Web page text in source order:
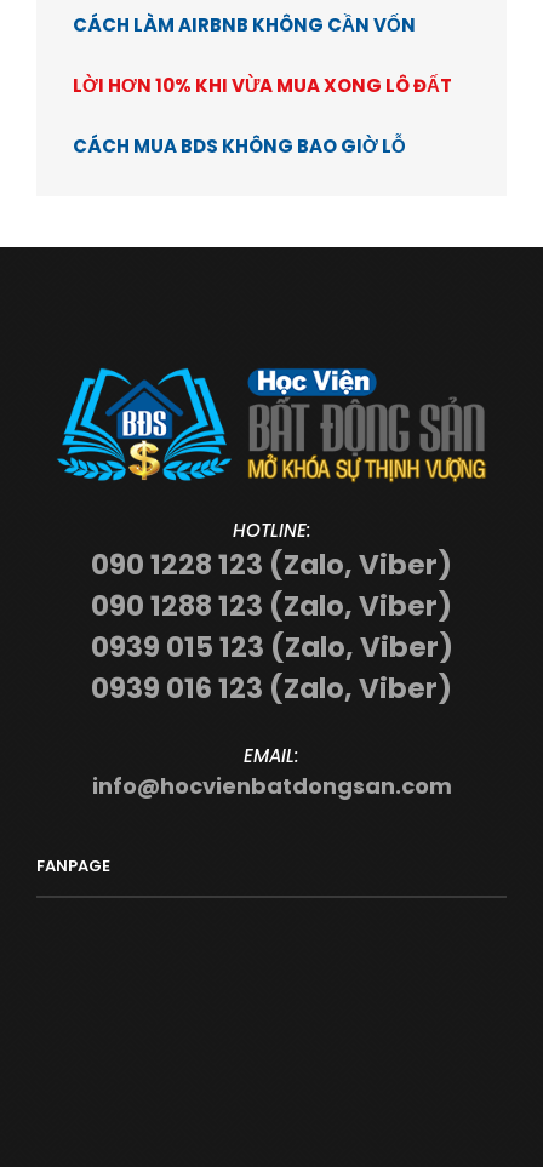
CÁCH LÀM AIRBNB KHÔNG CẦN VỐN
LỜI HƠN 10% KHI VỪA MUA XONG LÔ ĐẤT
CÁCH MUA BDS KHÔNG BAO GIỜ LỖ
HOTLINE:
090 1228 123 (Zalo, Viber)
090 1288 123 (Zalo, Viber)
0939 015 123 (Zalo, Viber)
0939 016 123 (Zalo, Viber)
EMAIL:
info@hocvienbatdongsan.com
FANPAGE